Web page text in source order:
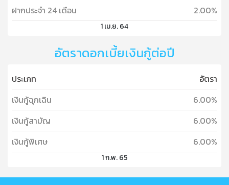
ฝากประจำ 24 เดือน
2.00%
1 เม.ย. 64
อัตราดอกเบี้ยเงินกู้ต่อปี
ประเภท
อัตรา
เงินกู้ฉุกเฉิน
6.00%
เงินกู้สามัญ
6.00%
เงินกู้พิเศษ
6.00%
1 ก.พ. 65